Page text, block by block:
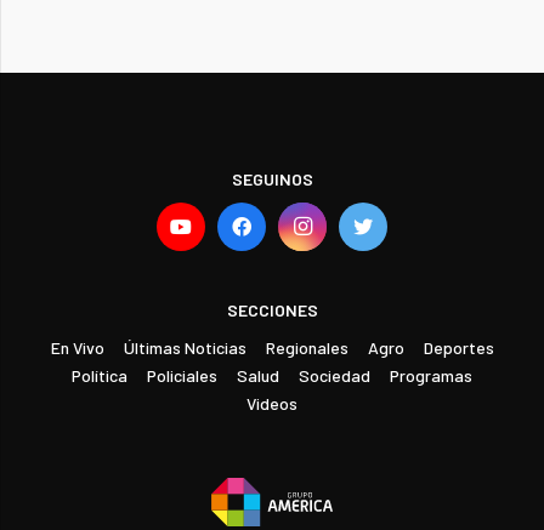
SEGUINOS
SECCIONES
En Vivo
Últimas Noticias Regionales Agro
Deportes
Política
Policiales Salud Sociedad
Programas
Videos